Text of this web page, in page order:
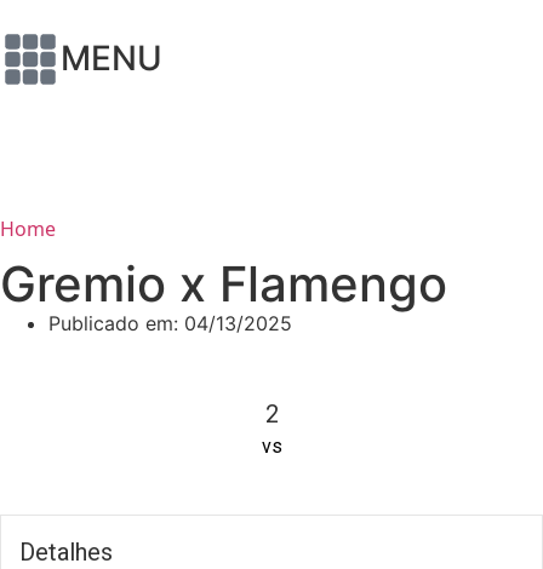
MENU
Home
Gremio x Flamengo
Publicado em: 04/13/2025
2
vs
Detalhes